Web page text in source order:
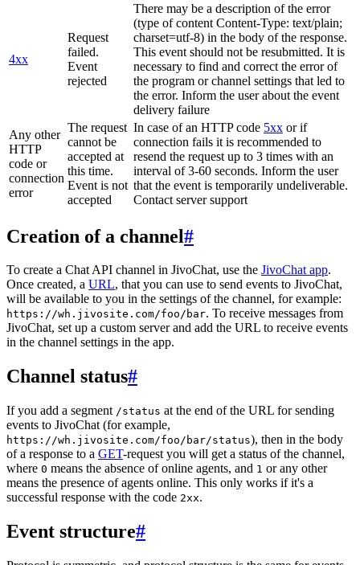
4xx
Request
failed.
Event
rejected
There may be a description of the error
(type of content Content-Type: text/plain;
charset=utf-8) in the body of the response.
This event should not be resubmitted. It is
necessary to find and correct the error of
the program or channel settings that led to
the error. Inform the user about the event
delivery failure
Any other
HTTP
code or
connection
error
The request
cannot be
accepted at
this time.
Event is not
accepted
In case of an HTTP code 5xx or if
connection fails it is recommended to
resend the request up to 3 times with an
interval of 3-60 seconds. Inform the user
that the event is temporarily undeliverable.
Contact server support
Creation of a channel#
To create a Chat API channel in JivoChat, use the JivoChat app.
Once created, a URL, that you can use to send events to JivoChat,
will be available to you in the settings of the channel, for example:
https://wh.jivosite.com/foo/bar. To receive messages from
JivoChat, set up a custom server and add the URL to receive events
in the channel settings in the app.
Channel status#
If you add a segment /status at the end of the URL for sending
events to JivoChat (for example,
https://wh.jivosite.com/foo/bar/status), then in the body
of a response to a GET-request you will get a status of the channel,
where 0 means the absence of online agents, and 1 or any other
means the presence of agents online. This only works if it's a
successful response with the code 2xx.
Event structure#